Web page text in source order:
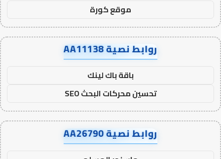
موقع كورة
روابط نصية AA11138
باقة باك لينك
تحسين محركات البحث SEO
روابط نصية AA26790